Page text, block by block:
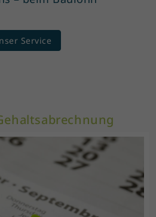
Service